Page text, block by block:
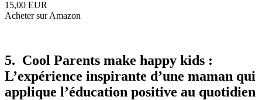
15,00 EUR
Acheter sur Amazon
5. Cool Parents make happy kids :
L’expérience inspirante d’une maman qui
applique l’éducation positive au quotidien